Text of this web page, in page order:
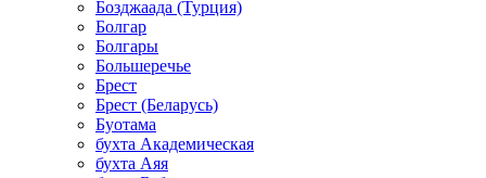
Бозджаада (Турция)
Болгар
Болгары
Большеречье
Брест
Брест (Беларусь)
Буотама
бухта Академическая
бухта Аяя